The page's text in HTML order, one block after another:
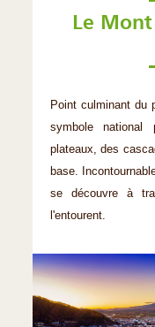
Le
Point culminant du
symbole
plateaux, des
base.
se découvre à
l'entourent.